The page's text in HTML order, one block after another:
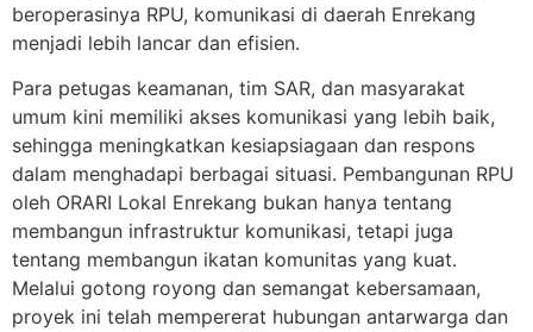
beroperasinya RPU, komunikasi di daerah Enrekang
menjadi lebih lancar dan efisien.
Para petugas keamanan, tim SAR, dan masyarakat
umum kini memiliki akses komunikasi yang lebih baik,
sehingga meningkatkan kesiapsiagaan dan respons
dalam menghadapi berbagai situasi. Pembangunan RPU
oleh ORARI Lokal Enrekang bukan hanya tentang
membangun infrastruktur komunikasi, tetapi juga
tentang membangun ikatan komunitas yang kuat.
Melalui gotong royong dan semangat kebersamaan,
proyek ini telah mempererat hubungan antarwarga dan